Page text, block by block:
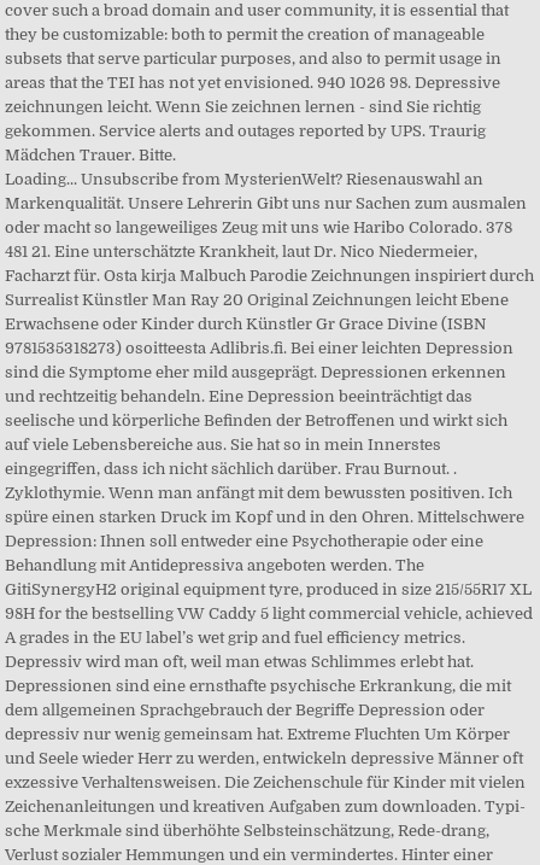
Loading... Unsubscribe from MysterienWelt? Riesenauswahl an
Markenqualität. Unsere Lehrerin Gibt uns nur Sachen zum ausmalen
oder macht so langeweiliges Zeug mit uns wie Haribo Colorado. 378
481 21. Eine unterschätzte Krankheit, laut Dr. Nico Niedermeier,
Facharzt für. Osta kirja Malbuch Parodie Zeichnungen inspiriert durch
Surrealist Künstler Man Ray 20 Original Zeichnungen leicht Ebene
Erwachsene oder Kinder durch Künstler Gr Grace Divine (ISBN
9781535318273) osoitteesta Adlibris.fi. Bei einer leichten Depression
sind die Symptome eher mild ausgeprägt. Depressionen erkennen
und rechtzeitig behandeln. Eine Depression beeinträchtigt das
seelische und körperliche Befinden der Betroffenen und wirkt sich
auf viele Lebensbereiche aus. Sie hat so in mein Innerstes
eingegriffen, dass ich nicht sächlich darüber. Frau Burnout. .
Zyklothymie. Wenn man anfängt mit dem bewussten positiven. Ich
spüre einen starken Druck im Kopf und in den Ohren. Mittelschwere
Depression: Ihnen soll entweder eine Psychotherapie oder eine
Behandlung mit Antidepressiva angeboten werden. The
GitiSynergyH2 original equipment tyre, produced in size 215/55R17 XL
98H for the bestselling VW Caddy 5 light commercial vehicle, achieved
A grades in the EU label’s wet grip and fuel efficiency metrics.
Depressiv wird man oft, weil man etwas Schlimmes erlebt hat.
Depressionen sind eine ernsthafte psychische Erkrankung, die mit
dem allgemeinen Sprachgebrauch der Begriffe Depression oder
depressiv nur wenig gemeinsam hat. Extreme Fluchten Um Körper
und Seele wieder Herr zu werden, entwickeln depressive Männer oft
exzessive Verhaltensweisen. Die Zeichenschule für Kinder mit vielen
Zeichenanleitungen und kreativen Aufgaben zum downloaden. Typi-
sche Merkmale sind überhöhte Selbsteinschätzung, Rede-drang,
Verlust sozialer Hemmungen und ein vermindertes. Hinter einer